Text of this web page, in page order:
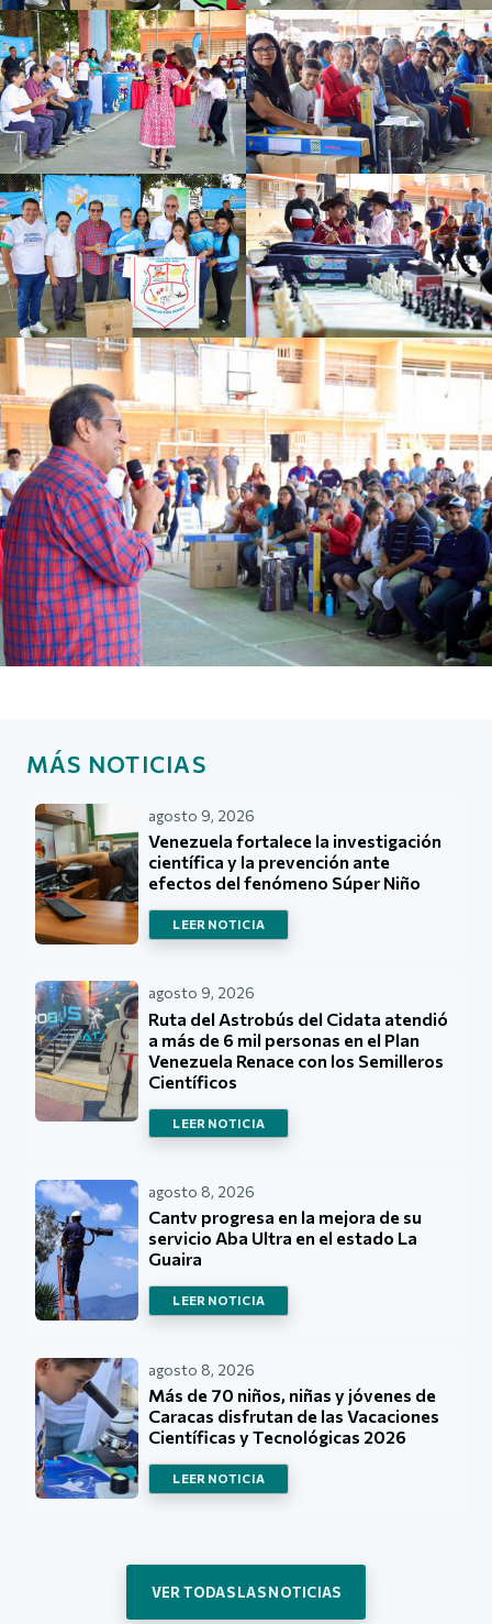
MÁS NOTICIAS
agosto 9, 2026
Venezuela fortalece la investigación
científica y la prevención ante
efectos del fenómeno Súper Niño
LEER NOTICIA
agosto 9, 2026
Ruta del Astrobús del Cidata atendió
a más de 6 mil personas en el Plan
Venezuela Renace con los Semilleros
Científicos
LEER NOTICIA
agosto 8, 2026
Cantv progresa en la mejora de su
servicio Aba Ultra en el estado La
Guaira
LEER NOTICIA
agosto 8, 2026
Más de 70 niños, niñas y jóvenes de
Caracas disfrutan de las Vacaciones
Científicas y Tecnológicas 2026
LEER NOTICIA
VER TODAS LAS NOTICIAS